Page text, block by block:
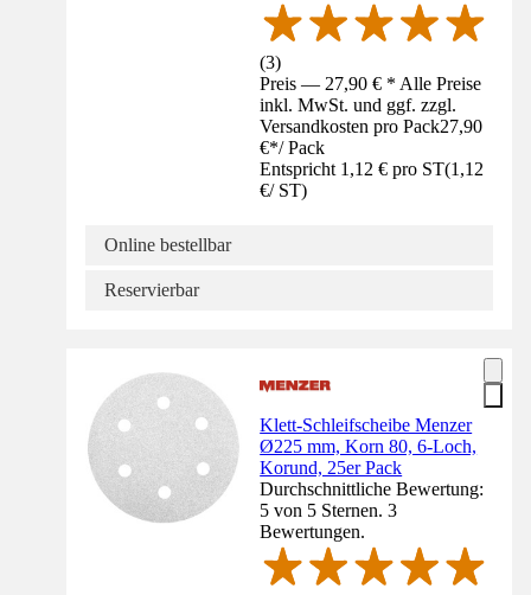
(3)
Preis — 27,90 € * Alle Preise
inkl. MwSt. und ggf. zzgl.
Versandkosten pro Pack27,90
€*/ Pack
Entspricht 1,12 € pro ST(1,12
€/ ST)
Online bestellbar
Reservierbar
Klett-Schleifscheibe Menzer
Ø225 mm, Korn 80, 6-Loch,
Korund, 25er Pack
Durchschnittliche Bewertung:
5 von 5 Sternen. 3
Bewertungen.